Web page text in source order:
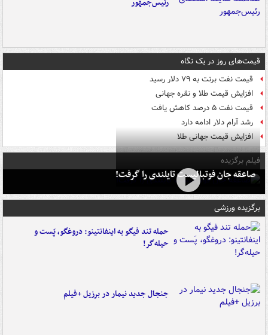
قیمت‌های روز در یک نگاه
قیمت نفت برنت به ۷۹ دلار رسید
افزایش قیمت طلا و نقره جهانی
قیمت نفت ۵ درصد کاهش یافت
رشد آرام دلار ادامه دارد
افزایش قیمت جهانی طلا
فیلم برگزیده
صاعقه جان فوتبالیست تایلندی را گرفت!
برگزیده ورزشی
حمله تند فیگو به اینفانتینو: دروغگو، پَست‌ و
حیله‌گر!
جنجال جدید نیمار در برزیل +فیلم